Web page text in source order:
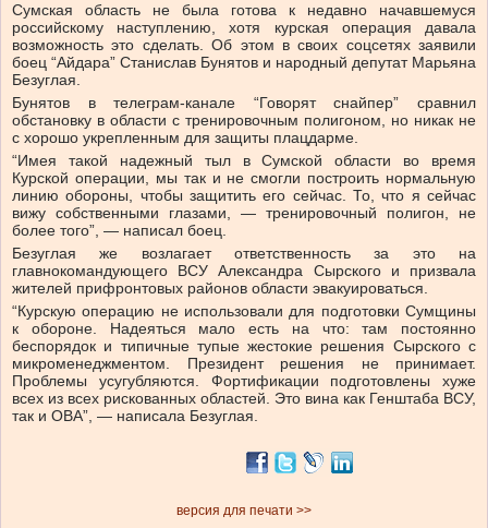
Сумская область не была готова к недавно начавшемуся
российскому наступлению, хотя курская операция давала
возможность это сделать. Об этом в своих соцсетях заявили
боец “Айдара” Станислав Бунятов и народный депутат Марьяна
Безуглая.
Бунятов в телеграм-канале “Говорят снайпер” сравнил
обстановку в области с тренировочным полигоном, но никак не
с хорошо укрепленным для защиты плацдарме.
“Имея такой надежный тыл в Сумской области во время
Курской операции, мы так и не смогли построить нормальную
линию обороны, чтобы защитить его сейчас. То, что я сейчас
вижу собственными глазами, — тренировочный полигон, не
более того”, — написал боец.
Безуглая же возлагает ответственность за это на
главнокомандующего ВСУ Александра Сырского и призвала
жителей прифронтовых районов области эвакуироваться.
“Курскую операцию не использовали для подготовки Сумщины
к обороне. Надеяться мало есть на что: там постоянно
беспорядок и типичные тупые жестокие решения Сырского с
микроменеджментом. Президент решения не принимает.
Проблемы усугубляются. Фортификации подготовлены хуже
всех из всех рискованных областей. Это вина как Генштаба ВСУ,
так и ОВА”, — написала Безуглая.
версия для печати >>